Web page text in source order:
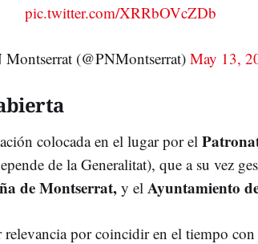
pic.twitter.com/XRRbOVcZDb
(@PNMontserrat)May 13,
colocada en el lugar por el
de la Generalitat), que a su vez
de Montserrat, y el Ayuntamiento
relevancia por coincidir en el tiempo